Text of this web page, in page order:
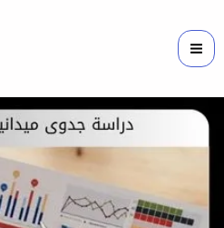
إلى
المحتوى